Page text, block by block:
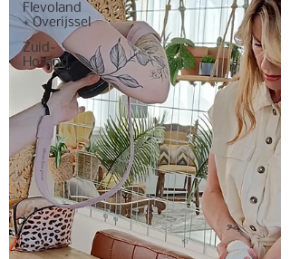
Flevoland
+ Overijssel
Zuid-
Holland